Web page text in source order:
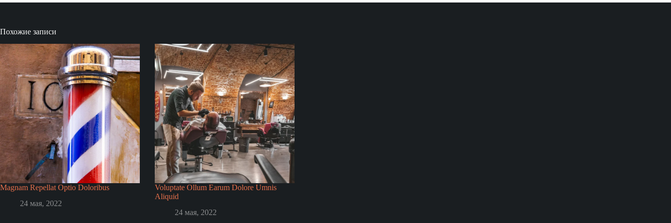
Похожие записи
Magnam Repellat Optio Doloribus
24 мая, 2022
Voluptate Ollum Earum Dolore Umnis
Aliquid
24 мая, 2022